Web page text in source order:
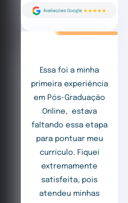
Essa foi a minha
primeira experiência
em Pós-Graduação
Online, estava
faltando essa etapa
para pontuar meu
currículo. Fiquei
extremamente
satisfeita, pois
atendeu minhas